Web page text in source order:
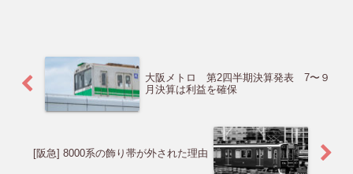
大阪メトロ 第2四半期決算発表 7〜９
月決算は利益を確保
[阪急] 8000系の飾り帯が外された理由